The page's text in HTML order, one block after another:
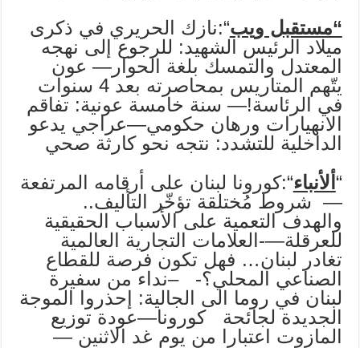
“مستقبل ويب“:نازك الحريري في ذكرى
ميلاد الرئيس الشهيد: للرجوع إلى نهجه
المعتدل والتمسك بلغة الحوار— عون
يتّهم المتاريس بمحاصرته بعد 4 سنوات
في الرئاسة!‏— سنة خامسة عونية: تفاقم
الانهيارات ورهان حكومي—عراجي يدعو
الداخلية للتشدد: نتجه نحو كارثة صحي
“ ألأنباء“:كورونا لبنان على أرقامه المرتفعة
— شروط مُختلقة تؤخّر التأليف..
والهدف التعمية على الأسباب الحقيقية
للعرقلة—-العلامات التجارية العالمية
تغادر لبنان… فهل تكون فرصة للقطاع
الصناعي المحلي؟- –نداء من سفيرة
لبنان في روما الى الجالية: إحذروا الموجة
الجديدة لجائحة كورونا—عودة توزيع
المازوت اعتبارا من يوم غد الاثنين —